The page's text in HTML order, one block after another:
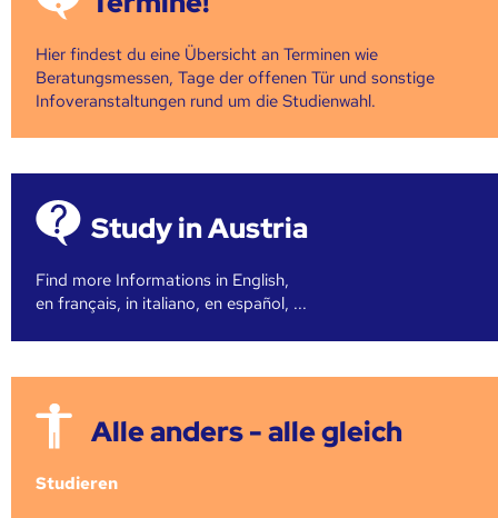
Hier findest du eine Übersicht an Terminen wie
Beratungsmessen, Tage der offenen Tür und sonstige
Infoveranstaltungen rund um die Studienwahl.
Study in Austria
Find more Informations in English,
en français, in italiano, en español, ...
Alle anders - alle gleich
Studieren